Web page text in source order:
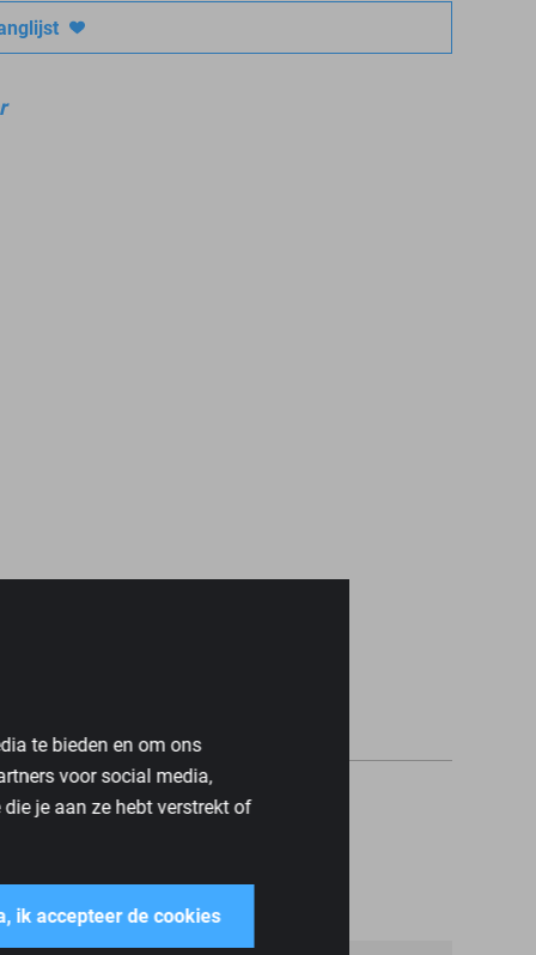
te bieden en om ons
voor social media,
je aan ze hebt verstrekt of
ik accepteer de cookies